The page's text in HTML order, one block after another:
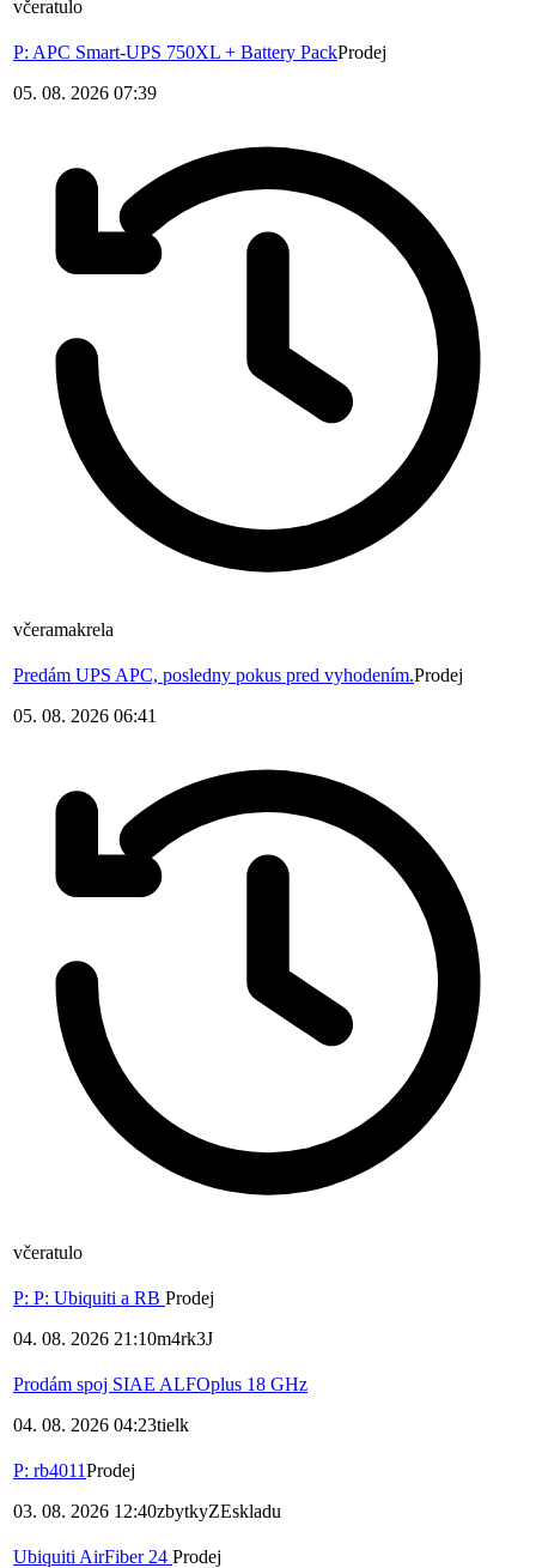
včeratulo
P: APC Smart-UPS 750XL + Battery PackProdej
05. 08. 2026 07:39
včeramakrela
Predám UPS APC, posledny pokus pred vyhodením.Prodej
05. 08. 2026 06:41
včeratulo
P: P: Ubiquiti a RB Prodej
04. 08. 2026 21:10m4rk3J
Prodám spoj SIAE ALFOplus 18 GHz
04. 08. 2026 04:23tielk
P: rb4011Prodej
03. 08. 2026 12:40zbytkyZEskladu
Ubiquiti AirFiber 24 Prodej